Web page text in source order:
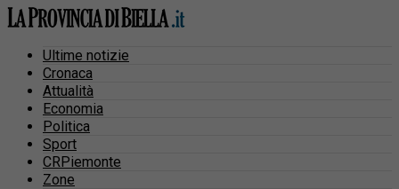
Ultime notizie
Cronaca
Attualità
Economia
Politica
Sport
CRPiemonte
Zone